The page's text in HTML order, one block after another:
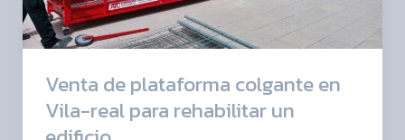
Venta de plataforma colgante en
Vila-real para rehabilitar un
real
para
rehabilitar
un
edificio